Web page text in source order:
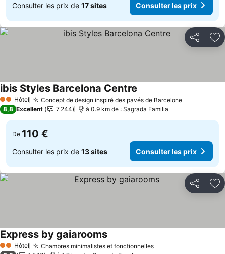
Consulter les prix de 17 sites Consulter les prix
Partager
2 Étoiles
Hôtel Concept de design inspiré des pavés de Barcelone
ibis Styles Barcelona Centre
8,8 Excellent 7 244 à 0.9 km de : Sagrada Familia
De 110 €
Consulter les prix de 13 sites Consulter les prix
Partager
2 Étoiles
Hôtel Chambres minimalistes et fonctionnelles
Express by gaiarooms